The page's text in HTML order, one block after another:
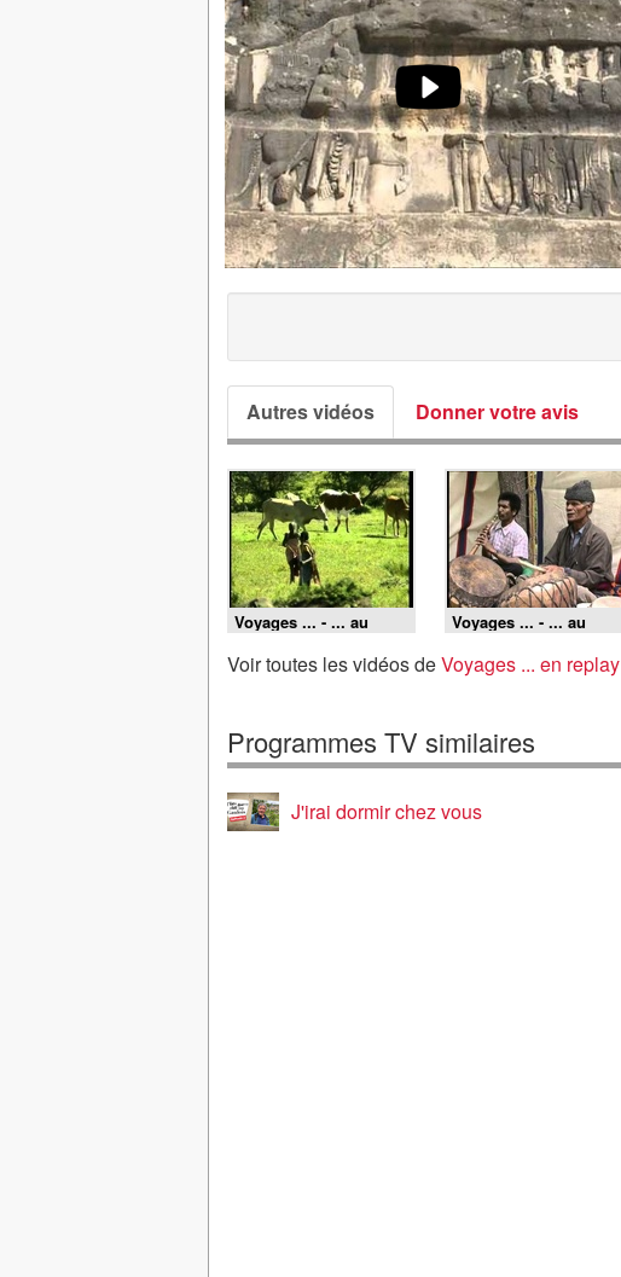
Autres vidéos Donner votre avis
Voyages ... - ... au
Kenya
Voyages ... - ... au
Ladakh
Voir toutes les vidéos deVoyages ... en replay
Programmes TV similaires
J'irai dormir chez vous